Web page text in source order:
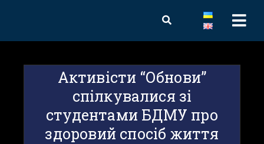
Активісти “Обнови”
спілкувалися зі
студентами БДМУ про
здоровий спосіб життя